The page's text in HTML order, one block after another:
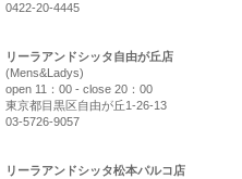
0422-20-4445
リーラアンドシッタ自由が丘店
(Mens&Ladys)
open 11：00 - close 20：00
東京都目黒区自由が丘1-26-13
03-5726-9057
リーラアンドシッタ松本パルコ店